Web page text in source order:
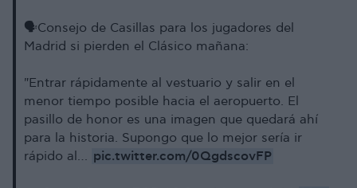
🗣️Consejo de Casillas para los jugadores del
Madrid si pierden el Clásico mañana:
"Entrar rápidamente al vestuario y salir en el
menor tiempo posible hacia el aeropuerto. El
pasillo de honor es una imagen que quedará ahí
para la historia. Supongo que lo mejor sería ir
rápido al… pic.twitter.com/0QgdscovFP